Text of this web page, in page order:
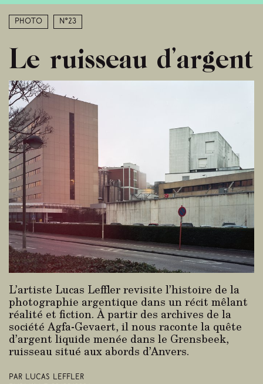
Photo N°23
Le ruisseau d’argent
L’artiste Lucas Leffler revisite l’histoire de la
photographie argentique dans un récit mêlant
réalité et fiction. À partir des archives de la
société Agfa-Gevaert, il nous raconte la quête
d’argent liquide menée dans le Grensbeek,
ruisseau situé aux abords d’Anvers.
Par Lucas Leffler